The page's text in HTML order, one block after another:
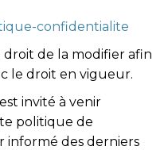
confidentialite
droit de la modifier afin
le droit en vigueur.
invité à venir
politique de
informé des derniers